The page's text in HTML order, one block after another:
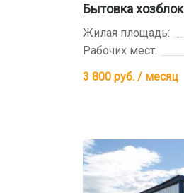
Бытовка хозблок
Жилая площадь:
Рабочих мест:
3 800 руб. / месяц